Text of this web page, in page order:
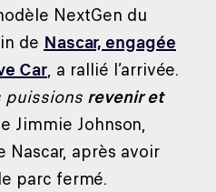
NextGen du
de Nascar, engagée
Car, a rallié l’arrivée.
puissions revenir et
Jimmie Johnson,
après avoir
parc fermé.